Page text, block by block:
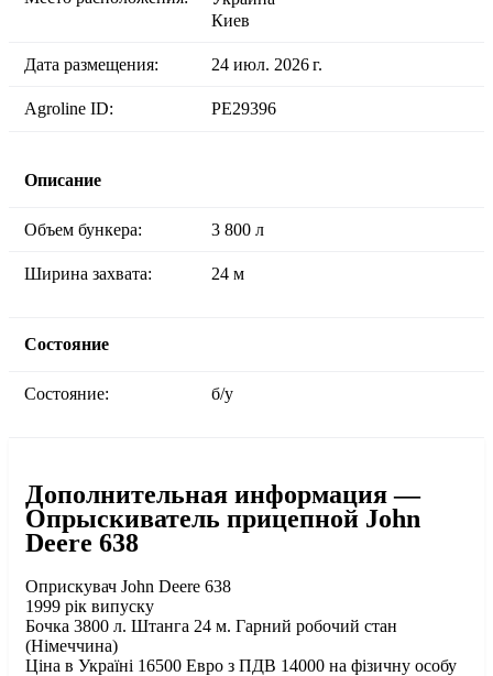
Киев
Дата размещения: 24 июл. 2026 г.
Agroline ID: PE29396
Описание
Объем бункера: 3 800 л
Ширина захвата: 24 м
Состояние
Состояние: б/у
Дополнительная информация —
Опрыскиватель прицепной John
Deere 638
Оприскувач John Deere 638
1999 рік випуску
Бочка 3800 л. Штанга 24 м. Гарний робочий стан
(Німеччина)
Ціна в Україні 16500 Евро з ПДВ 14000 на фізичну особу